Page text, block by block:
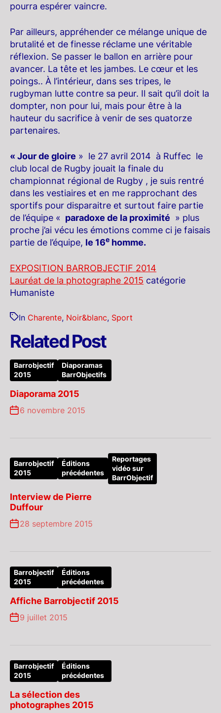
pourra espérer vaincre.
Par ailleurs, appréhender ce mélange unique de
brutalité et de finesse réclame une véritable
réflexion. Se passer le ballon en arrière pour
avancer. La tête et les jambes. Le cœur et les
poings.. À l’intérieur, dans ses tripes, le
rugbyman lutte contre sa peur. Il sait qu’il doit la
dompter, non pour lui, mais pour être à la
hauteur du sacrifice à venir de ses quatorze
partenaires.
« Jour de gloire » le 27 avril 2014 à Ruffec le
club local de Rugby jouait la finale du
championnat régional de Rugby , je suis rentré
dans les vestiaires et en me rapprochant des
sportifs pour disparaitre et surtout faire partie
de l’équipe « paradoxe de la proximité » plus
proche j’ai vécu les émotions comme ci je faisais
partie de l’équipe, le 16e homme.
EXPOSITION BARROBJECTIF 2014
Lauréat de la photographe 2015 catégorie
Humaniste
In Charente, Noir&blanc, Sport
Related Post
Barrobjectif
2015
Diaporamas
BarrObjectifs
Diaporama 2015
6 novembre 2015
Barrobjectif
2015
Éditions
précédentes
Reportages
vidéo sur
BarrObjectif
Interview de Pierre
Duffour
28 septembre 2015
Barrobjectif
2015
Éditions
précédentes
Affiche Barrobjectif 2015
9 juillet 2015
Barrobjectif
2015
Éditions
précédentes
La sélection des
photographes 2015